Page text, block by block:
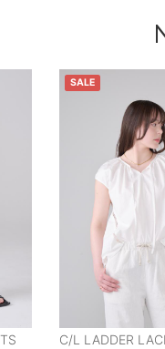
SALE
C/L LADDER